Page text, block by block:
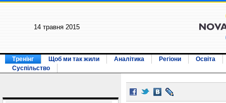
14 травня 2015
Тренінг Щоб ми так жили Аналітика Регіони
Освіта
Суспільство